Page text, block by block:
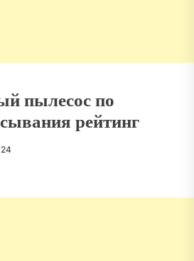
пылесос по
рейтинг